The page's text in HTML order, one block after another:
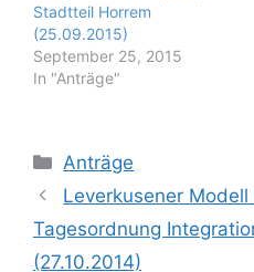
Stadtteil Horrem
(25.09.2015)
September 25, 2015
In "Anträge"
Kategorien
Anträge
Leverkusener
Tagesordnung
(27.10.2014)